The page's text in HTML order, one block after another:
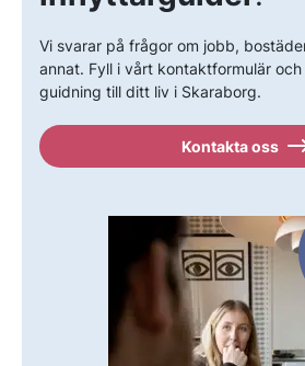
Vi svarar på frågor om jobb,
annat. Fyll i vårt kontaktformulär
guidning till ditt liv i Skaraborg.
Kontakta oss